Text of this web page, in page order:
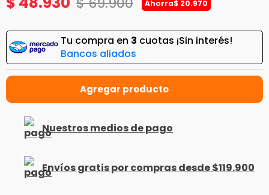
Ahorra$ 20.970
Tu compra en 3 cuotas ¡Sin interés!
Bancos aliados
Nuestros medios de pago
Envíos gratis por compras desde $119.900